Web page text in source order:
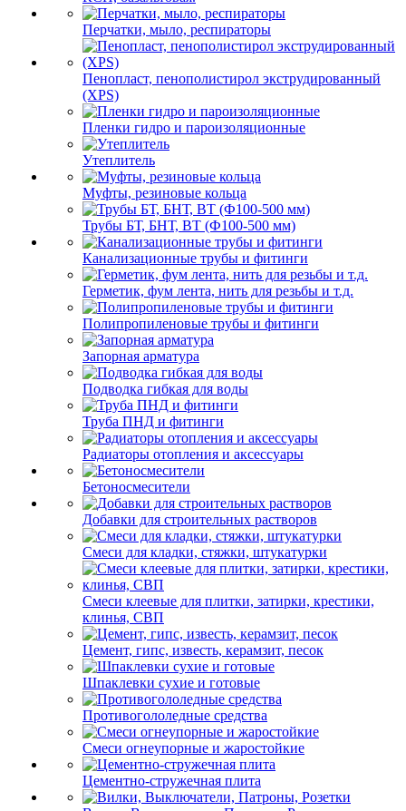
Перчатки, мыло, респираторы
Пенопласт, пенополистирол экструдированный
(XPS)
Пленки гидро и пароизоляционные
Утеплитель
Муфты, резиновые кольца
Трубы БТ, БНТ, ВТ (Ф100-500 мм)
Канализационные трубы и фитинги
Герметик, фум лента, нить для резьбы и т.д.
Полипропиленовые трубы и фитинги
Запорная арматура
Подводка гибкая для воды
Труба ПНД и фитинги
Радиаторы отопления и аксессуары
Бетоносмесители
Добавки для строительных растворов
Смеси для кладки, стяжки, штукатурки
Смеси клеевые для плитки, затирки, крестики,
клинья, СВП
Цемент, гипс, известь, керамзит, песок
Шпаклевки сухие и готовые
Противогололедные средства
Смеси огнеупорные и жаростойкие
Цементно-стружечная плита